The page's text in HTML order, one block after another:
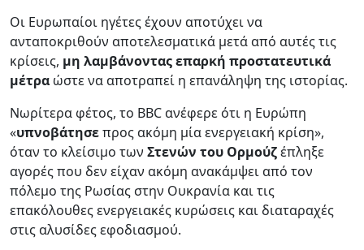
Οι Ευρωπαίοι ηγέτες έχουν αποτύχει να
ανταποκριθούν αποτελεσματικά μετά από αυτές τις
κρίσεις, μη λαμβάνοντας επαρκή προστατευτικά
μέτρα ώστε να αποτραπεί η επανάληψη της ιστορίας.
Νωρίτερα φέτος, το BBC ανέφερε ότι η Ευρώπη
«υπνοβάτησεπρος ακόμη μία ενεργειακή κρίση»,
όταν το κλείσιμο των Στενών του Ορμούζέπληξε
αγορές που δεν είχαν ακόμη ανακάμψει από τον
πόλεμο της Ρωσίας στην Ουκρανία και τις
επακόλουθες ενεργειακές κυρώσεις και διαταραχές
στις αλυσίδες εφοδιασμού.